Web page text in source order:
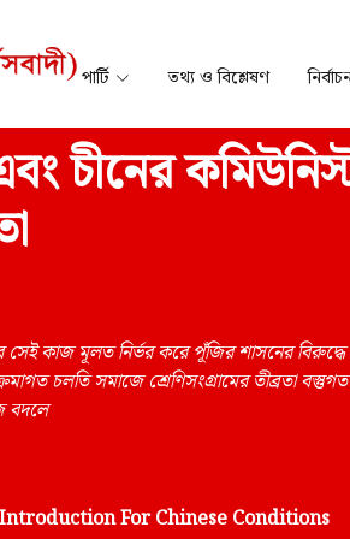
পার্টি তথ্য ও বিশ্লেষণ
চীনের কমিউনিস্ট
কাজ মূলত নির্ভর করে পূঁজির শাসনের বিরুদ্ধে
চলতি সমাজে শ্রেণিসংগ্রামের তীব্রতা
বদলে
For Chinese Conditions